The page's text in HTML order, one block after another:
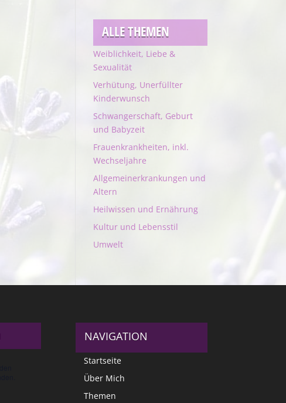
ALLE THEMEN
Weiblichkeit, Liebe &
Sexualität
Verhütung, Unerfüllter
Kinderwunsch
Schwangerschaft, Geburt
und Babyzeit
Frauenkrankheiten, inkl.
Wechseljahre
Allgemeinerkrankungen und
Altern
Heilwissen und Ernährung
Kultur und Lebensstil
Umwelt
NAVIGATION
Startseite
Über Mich
Themen